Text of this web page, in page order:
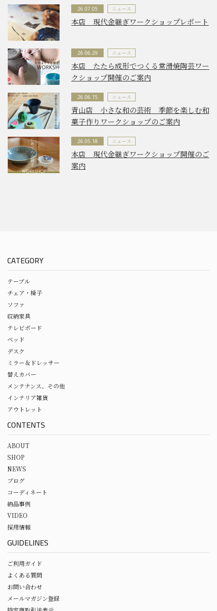
26.07.05 ニュース
本店 現代金継ぎワークショップレポート
26.06.29 ニュース
本店 たたら成形でつくる常滑焼陶芸ワー
クショップ開催のご案内
26.06.15 ニュース
青山店 小さな和の芸術 季節を楽しむ和
菓子作りワークショップのご案内
26.05.18 ニュース
本店 現代金継ぎワークショップ開催のご
案内
CATEGORY
テーブル
チェア・椅子
ソファ
収納家具
テレビボード
ベッド
デスク
ミラー＆ドレッサー
替えカバー
メンテナンス、その他
インテリア雑貨
アウトレット
CONTENTS
ABOUT
SHOP
NEWS
ブログ
コーディネート
納品事例
VIDEO
採用情報
GUIDELINES
ご利用ガイド
よくある質問
お問い合わせ
メールマガジン登録